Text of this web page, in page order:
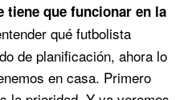
que funcionar en la
qué futbolista
de planificación, ahora lo
en casa. Primero